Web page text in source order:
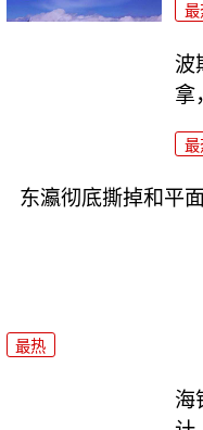
最
波
拿
最
东瀛彻底撕掉和平
最热
海